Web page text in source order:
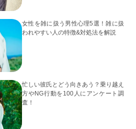
女性を雑に扱う男性心理5選！雑に扱
われやすい人の特徴&対処法を解説
忙しい彼氏とどう向きあう？乗り越え
方やNG行動を100人にアンケート調
査！